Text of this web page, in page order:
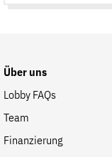
Über uns
Lobby FAQs
Team
Finanzierung